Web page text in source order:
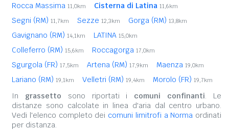
Rocca Massima 11,0km Cisterna di Latina 11,6km
Segni (RM) 11,7km Sezze 12,3km Gorga (RM) 13,8km
Gavignano (RM) 14,1km LATINA 15,0km
Colleferro (RM) 15,6km Roccagorga 17,0km
Sgurgola (FR) 17,5km Artena (RM) 17,9km Maenza 19,0km
Lariano (RM) 19,1km Velletri (RM) 19,4km Morolo (FR) 19,7km
In grassetto sono riportati i comuni confinanti. Le
distanze sono calcolate in linea d'aria dal centro urbano.
Vedi l'elenco completo dei comuni limitrofi a Norma ordinati
per distanza.